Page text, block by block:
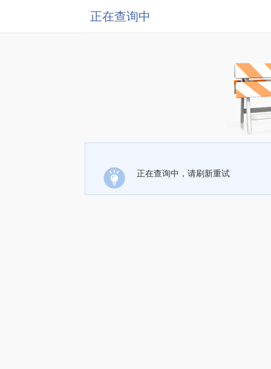
正在查询中
正在查询中，请刷新重试